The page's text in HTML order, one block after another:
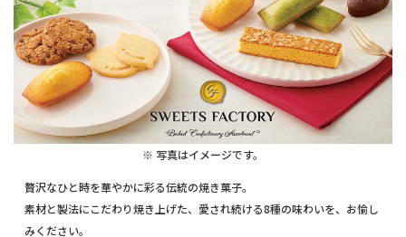
※ 写真はイメージです。
贅沢なひと時を華やかに彩る伝統の焼き菓子。
素材と製法にこだわり焼き上げた、愛され続ける8種の味わいを、お愉し
みください。